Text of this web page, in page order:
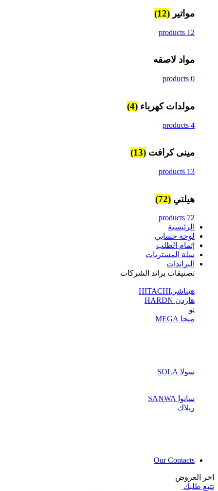
مواتير (12)
12 products
مواد لاصقه
0 products
مولدات كهرباء (4)
4 products
مينى كرافت (13)
13 products
هيلتي (72)
72 products
الرئيسية
لوحة حسابي
إتمام الطلب
سلة المشتريات
البراندات
تصنيفات براند الشركات
هيتاشيHITACHI
هاردن HARDN
نو
ميجا MEGA
سولا SOLA
سانوا SANWA
ريلاك
Our Contacts
اخر العروض
تتبع طلبك